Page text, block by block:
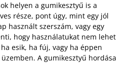
helyen a gumikesztyű is a
része, pont úgy, mint egy jól
használt szerszám, vagy egy
hogy használatukat nem lehet
esik, ha fúj, vagy ha éppen
A gumikesztyű hordása